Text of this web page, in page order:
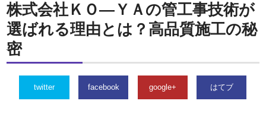
株式会社ＫＯ―ＹＡの管工事技術が
選ばれる理由とは？高品質施工の秘
密
twitter facebook google+ はてブ